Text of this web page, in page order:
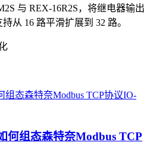
与 REX-16R2S，将继电器输出
从 16 路平滑扩展到 32 路。
何组态森特奈Modbus TCP